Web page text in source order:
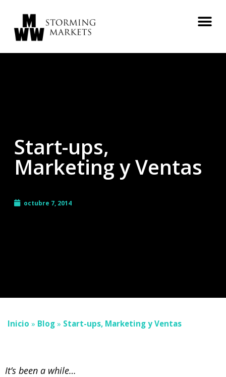
Start-ups,
Marketing y Ventas
octubre 7, 2014
Inicio » Blog » Start-ups, Marketing y Ventas
It’s been a while…